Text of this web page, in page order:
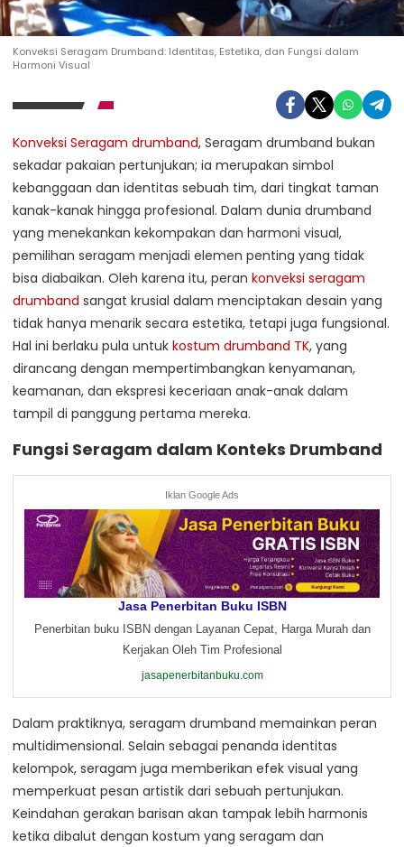
Konveksi Seragam Drumband: Identitas, Estetika, dan Fungsi dalam
Harmoni Visual
Konveksi Seragam drumband, Seragam drumband bukan
sekadar pakaian pertunjukan; ia merupakan simbol
kebanggaan dan identitas sebuah tim, dari tingkat taman
kanak-kanak hingga profesional. Dalam dunia drumband
yang menekankan kekompakan dan harmoni visual,
pemilihan seragam menjadi elemen penting yang tidak
bisa diabaikan. Oleh karena itu, peran konveksi seragam
drumband sangat krusial dalam menciptakan desain yang
tidak hanya menarik secara estetika, tetapi juga fungsional.
Hal ini berlaku pula untuk kostum drumband TK, yang
dirancang dengan mempertimbangkan kenyamanan,
keamanan, dan ekspresi keceriaan anak-anak dalam
tampil di panggung pertama mereka.
Fungsi Seragam dalam Konteks Drumband
Iklan Google Ads
Jasa Penerbitan Buku ISBN
Penerbitan buku ISBN dengan Layanan Cepat, Harga Murah dan
Kerjakan Oleh Tim Profesional
jasapenerbitanbuku.com
Dalam praktiknya, seragam drumband memainkan peran
multidimensional. Selain sebagai penanda identitas
kelompok, seragam juga memberikan efek visual yang
memperkuat pesan artistik dari sebuah pertunjukan.
Keindahan gerakan barisan akan tampak lebih harmonis
ketika dibalut dengan kostum yang seragam dan